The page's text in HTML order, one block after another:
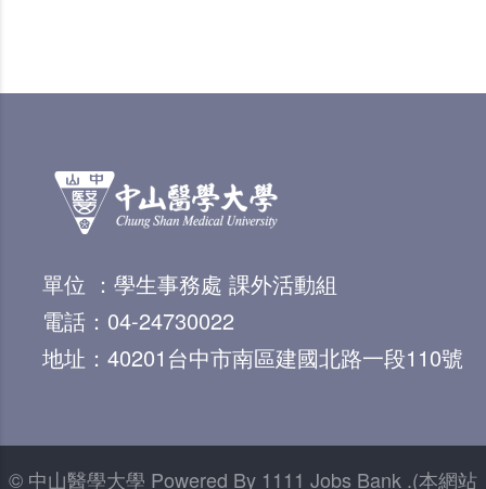
單位 ：學生事務處 課外活動組
電話：04-24730022
地址：40201台中市南區建國北路一段110號
© 中山醫學大學 Powered By 1111 Jobs Bank .(本網站